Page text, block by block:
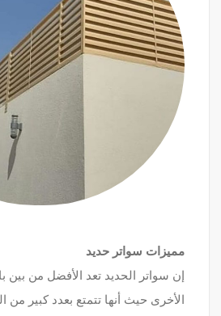
مميزات سواتر حديد
إن سواتر الحديد تعد الأفضل من بين
الأخرى حيث أنها تتمتع بعدد كبير